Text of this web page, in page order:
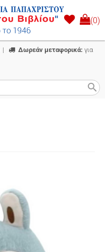
(0)
| Δωρεάν μεταφορικά: για
search